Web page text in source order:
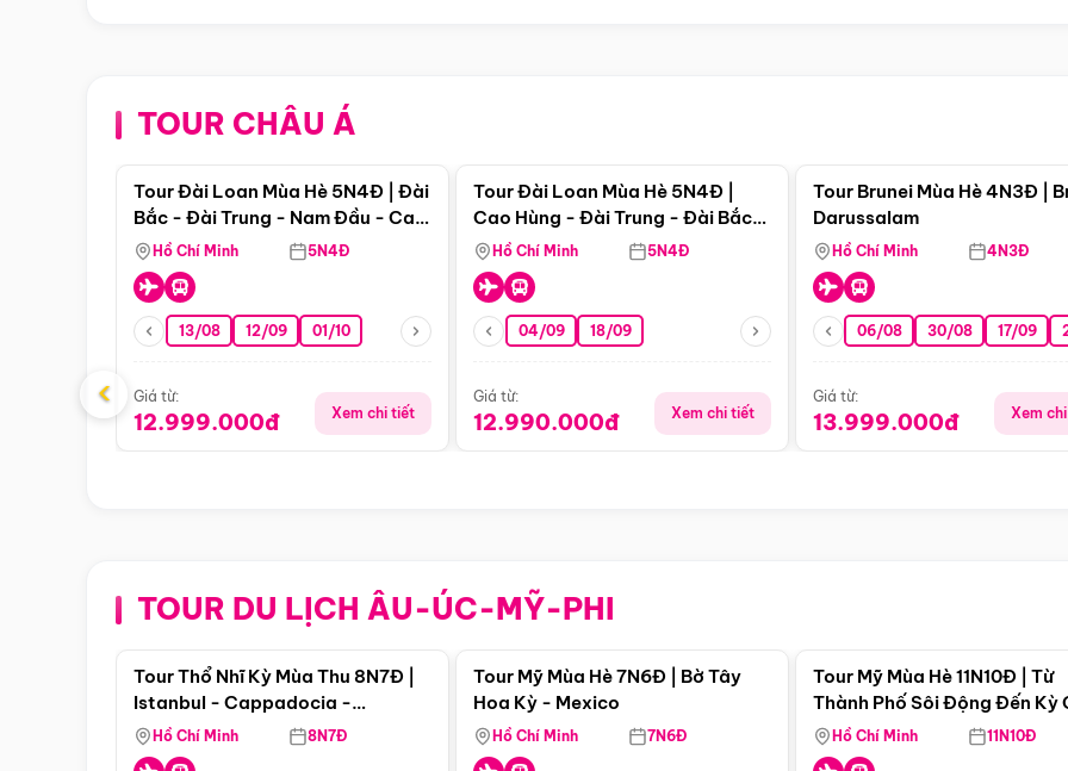
TOUR CHÂU ÁĐiểm nổi bật
Tour Đài Loan Mùa Hè 5N4Đ | Đài
Bắc - Đài Trung - Nam Đầu - Cao
Hùng ( Bay Vn)
Hồ Chí Minh 5N4Đ
13/08 12/09 01/10
Giá từ:
12.999.000đ Xem chi tiết
Tour Đài Loan Mùa Hè 5N4Đ |
Cao Hùng - Đài Trung - Đài Bắc
(Bay Vj)
Hồ Chí Minh 5N4Đ
04/09 18/09
Giá từ:
12.990.000đ Xem chi tiết
Tour Brunei Mùa Hè 4N3Đ |
Darussalam
Hồ Chí Minh 4N3Đ
06/08 30/08 17/09
Giá từ:
13.999.000đ Xem
‹
TOUR DU LỊCH ÂU-ÚC-MỸ-PHI
Điểm nổi bật
Tour Thổ Nhĩ Kỳ Mùa Thu 8N7Đ |
Istanbul - Cappadocia -
Pamukkale
Hồ Chí Minh 8N7Đ
Tour Mỹ Mùa Hè 7N6Đ | Bờ Tây
Hoa Kỳ - Mexico
Hồ Chí Minh 7N6Đ
Tour Mỹ Mùa Hè 11N10Đ | Từ
Thành Phố Sôi Động Đến Kỳ
Thiên Nhiên Mỹ
Hồ Chí Minh 11N10Đ